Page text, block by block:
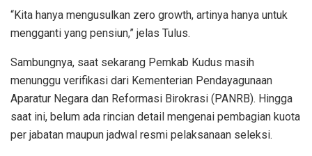
“Kita hanya mengusulkan zero growth, artinya hanya untuk
mengganti yang pensiun,” jelas Tulus.
Sambungnya, saat sekarang Pemkab Kudus masih
menunggu verifikasi dari Kementerian Pendayagunaan
Aparatur Negara dan Reformasi Birokrasi (PANRB). Hingga
saat ini, belum ada rincian detail mengenai pembagian kuota
per jabatan maupun jadwal resmi pelaksanaan seleksi.